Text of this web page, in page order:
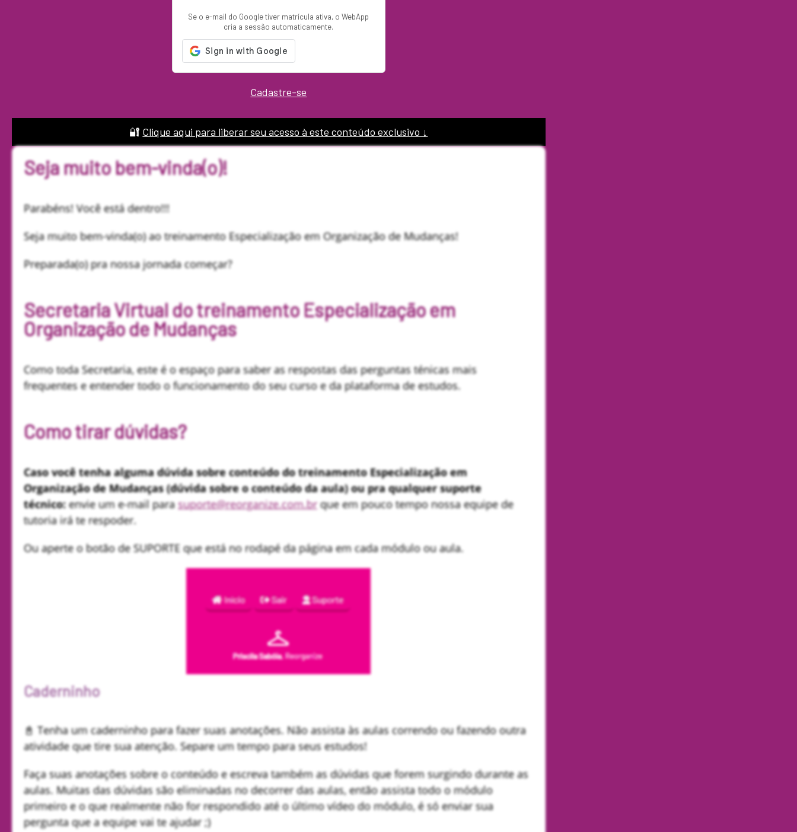
Se o e-mail do Google tiver matrícula ativa, o WebApp
cria a sessão automaticamente.
Cadastre-se
🔐 Clique aqui para liberar seu acesso à este conteúdo exclusivo ↓
Seja muito bem-vinda(o)!
Parabéns! Você está dentro!!!
Seja muito bem-vinda(o) ao treinamento Especialização em Organização de Mudanças!
Preparada(o) pra nossa jornada começar?
Secretaria Virtual do treinamento Especialização em
Organização de Mudanças
Como toda Secretaria, este é o espaço para saber as respostas das perguntas ténicas mais
frequentes e entender todo o funcionamento do seu curso e da plataforma de estudos.
Como tirar dúvidas?
Caso você tenha alguma dúvida sobre conteúdo do treinamento Especialização em
Organização de Mudanças (dúvida sobre o conteúdo da aula) ou pra qualquer suporte
técnico:envie um e-mail parasuporte@reorganize.com.brque em pouco tempo nossa equipe de
tutoria irá te respoder.
Ou aperte o botão de SUPORTE que está no rodapé da página em cada módulo ou aula.
Caderninho
📓 Tenha um caderninho para fazer suas anotações. Não assista às aulas correndo ou fazendo outra
atividade que tire sua atenção. Separe um tempo para seus estudos!
Faça suas anotações sobre o conteúdo e escreva também as dúvidas que forem surgindo durante as
aulas. Muitas das dúvidas são eliminadas no decorrer das aulas, então assista todo o módulo
primeiro e o que realmente não for respondido até o último vídeo do módulo, é só enviar sua
pergunta que a equipe vai te ajudar ;)